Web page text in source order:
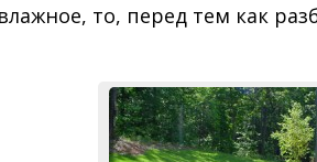
то, перед тем как